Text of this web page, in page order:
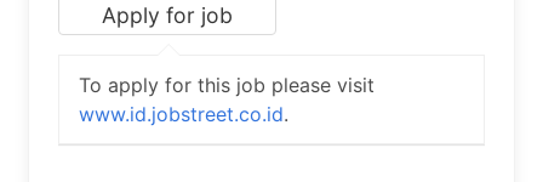
To apply for this job please visit
www.id.jobstreet.co.id.